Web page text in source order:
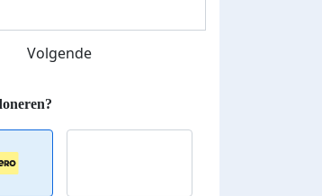
Volgende